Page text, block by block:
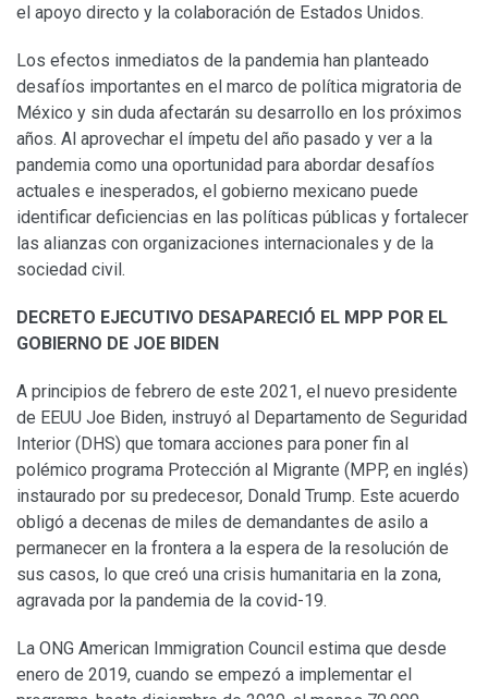
el apoyo directo y la colaboración de Estados Unidos.
Los efectos inmediatos de la pandemia han planteado
desafíos importantes en el marco de política migratoria de
México y sin duda afectarán su desarrollo en los próximos
años. Al aprovechar el ímpetu del año pasado y ver a la
pandemia como una oportunidad para abordar desafíos
actuales e inesperados, el gobierno mexicano puede
identificar deficiencias en las políticas públicas y fortalecer
las alianzas con organizaciones internacionales y de la
sociedad civil.
DECRETO EJECUTIVO DESAPARECIÓ EL MPP POR EL
GOBIERNO DE JOE BIDEN
A principios de febrero de este 2021, el nuevo presidente
de EEUU Joe Biden, instruyó al Departamento de Seguridad
Interior (DHS) que tomara acciones para poner fin al
polémico programa Protección al Migrante (MPP, en inglés)
instaurado por su predecesor, Donald Trump. Este acuerdo
obligó a decenas de miles de demandantes de asilo a
permanecer en la frontera a la espera de la resolución de
sus casos, lo que creó una crisis humanitaria en la zona,
agravada por la pandemia de la covid-19.
La ONG American Immigration Council estima que desde
enero de 2019, cuando se empezó a implementar el